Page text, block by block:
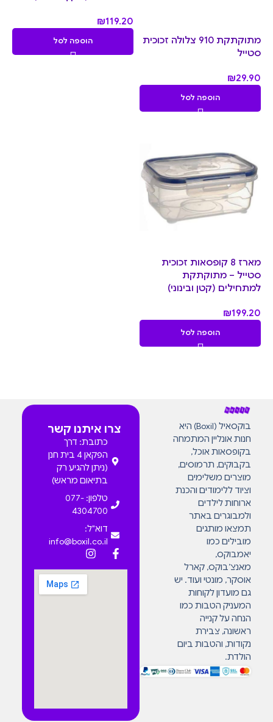
מתוקתקת 910 צלולה זכוכית
סטייל
₪29.90
הוספה לסל
₪119.20
הוספה לסל
מארז 8 קופסאות זכוכית
סטייל – מתוקתקת
למתחילים (קטן ובינוני)
₪199.20
הוספה לסל
בוקסאיל (Boxil) היא
חנות אונליין המתמחה
בקופסאות אוכל,
בקבוקים, תרמוסים,
מוצרים משלימים
וציוד ללימודים והכנת
ארוחות לילדים
ולמבוגרים באתר
תמצאו מותגים
מובילים כמו
יאמבוקס,
מאנצ’בוקס, קארל
אוסקר, מונטי ועוד. יש
גם מועדון לקוחות
המעניק הטבות כמו
הנחה על קנייה
ראשונה, צבירת
נקודות, והטבות ביום
הולדת.
צרו איתנו קשר
כתובת: דרך
הפקאן 4 בית חנן
(ניתן להגיע רק
בתיאום מראש)
טלפון: 077-
4304700
דוא"ל:
info@boxil.co.il